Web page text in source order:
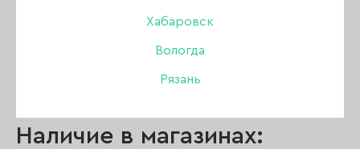
Хабаровск
Вологда
Рязань
Сияющая коллекция гель-лаков «Reflect».
оттенков,которые разнообразят любое
Наличие в магазинах: